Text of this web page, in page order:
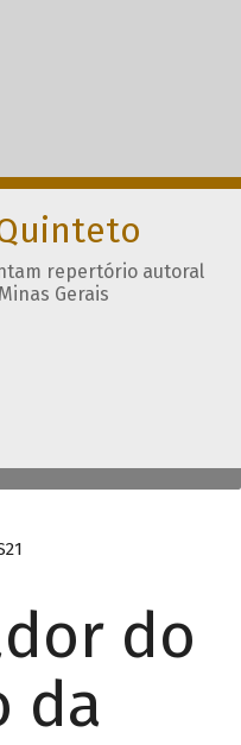
repertório autoral
Gerais
do
da